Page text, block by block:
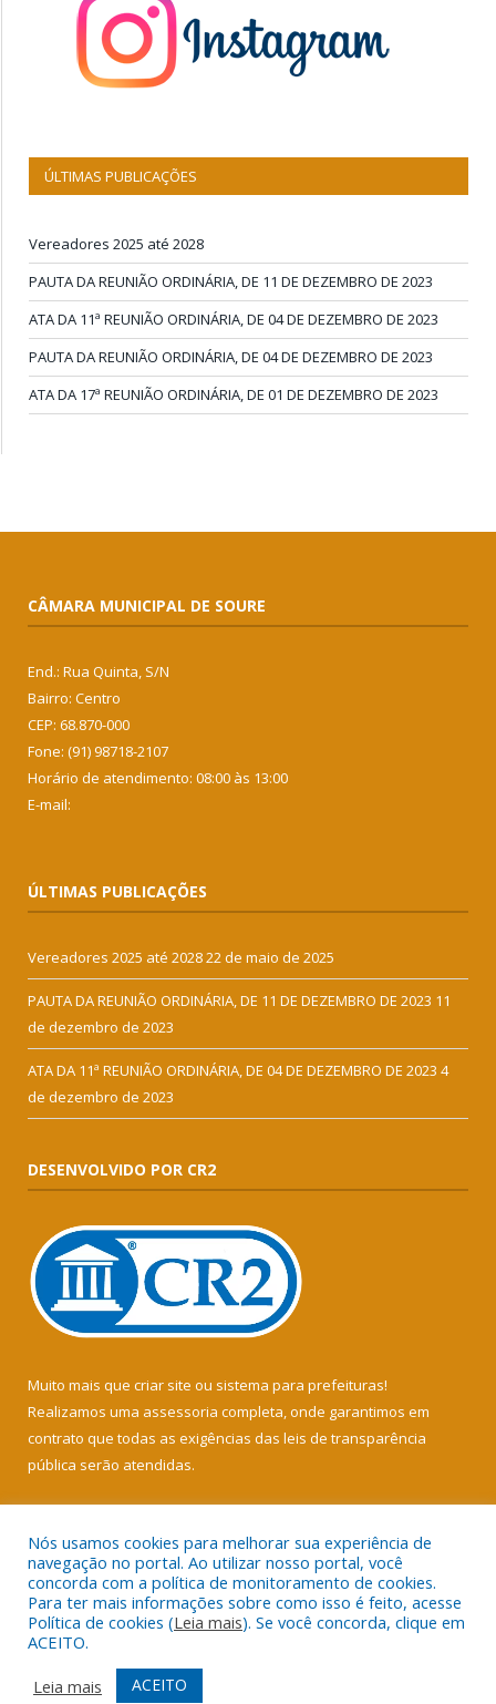
ÚLTIMAS PUBLICAÇÕES
Vereadores 2025 até 2028
PAUTA DA REUNIÃO ORDINÁRIA, DE 11 DE DEZEMBRO DE 2023
ATA DA 11ª REUNIÃO ORDINÁRIA, DE 04 DE DEZEMBRO DE 2023
PAUTA DA REUNIÃO ORDINÁRIA, DE 04 DE DEZEMBRO DE 2023
ATA DA 17ª REUNIÃO ORDINÁRIA, DE 01 DE DEZEMBRO DE 2023
CÂMARA MUNICIPAL DE SOURE
End.: Rua Quinta, S/N
Bairro: Centro
CEP: 68.870-000
Fone: (91) 98718-2107
Horário de atendimento: 08:00 às 13:00
E-mail:
ÚLTIMAS PUBLICAÇÕES
Vereadores 2025 até 202822 de maio de 2025
PAUTA DA REUNIÃO ORDINÁRIA, DE 11 DE DEZEMBRO DE 2023 11
de dezembro de 2023
ATA DA 11ª REUNIÃO ORDINÁRIA, DE 04 DE DEZEMBRO DE 2023 4
de dezembro de 2023
DESENVOLVIDO POR CR2
Muito mais que criar site ou sistema para prefeituras!
Realizamos uma assessoria completa, onde garantimos em
contrato que todas as exigências das leis de transparência
pública serão atendidas.
Todos os direitos reservados a Câmara Municipal de Soure.
Mapa do Site
Acessar Área Administrativa
Nós usamos cookies para melhorar sua experiência de
navegação no portal. Ao utilizar nosso portal, você
concorda com a política de monitoramento de cookies.
Para ter mais informações sobre como isso é feito, acesse
Política de cookies (Leia mais). Se você concorda, clique em
ACEITO.
Leia mais
ACEITO